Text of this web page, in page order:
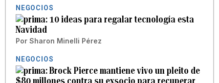
NEGOCIOS
10 ideas para regalar tecnología esta
Navidad
Por Sharon Minelli Pérez
NEGOCIOS
Brock Pierce mantiene vivo un pleito de
$80 millones contra su exsocio para recuperar